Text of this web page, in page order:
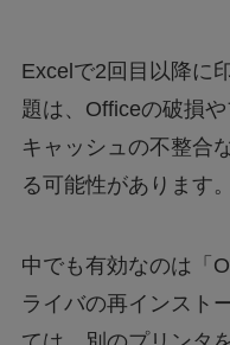
Excelで2回目以降に
題は、Officeの破損
キャッシュの不整合
る可能性があります。
中でも有効なのは「
ライバの再インスト